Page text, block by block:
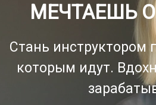
МЕЧТАЕШЬ
Стань инструктором
которым идут.